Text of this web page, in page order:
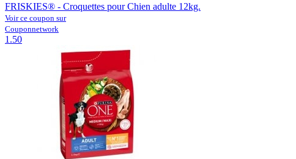
FRISKIES® - Croquettes pour Chien adulte 12kg.
Voir ce coupon sur
Couponnetwork
1.50